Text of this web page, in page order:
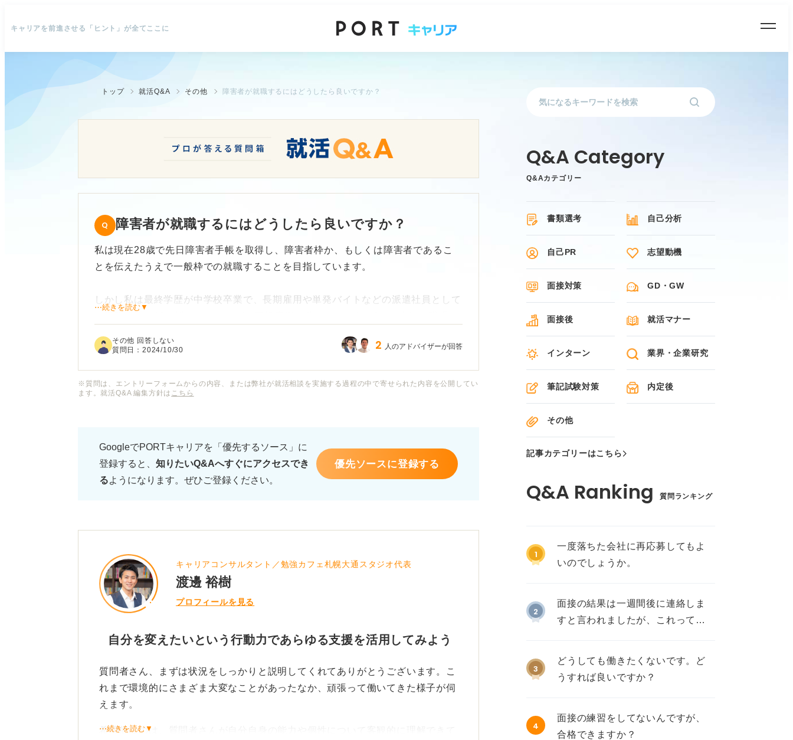
キャリアを前進させる「ヒント」が全てここに
トップ 就活Q&A その他 障害者が就職するにはどうしたら良いですか？
障害者が就職するにはどうしたら良いですか？
私は現在28歳で先日障害者手帳を取得し、障害者枠か、もしくは障害者であるこ
とを伝えたうえで一般枠での就職することを目指しています。
しかし私は最終学歴が中学校卒業で、長期雇用や単発バイトなどの派遣社員として
らありません。
こうした状況になっている要因として、私は自閉スペクトラムがありIQなどの知能
が健常者より低く高校受験が出来なかったこと、いわゆる経済困窮家庭で家族から
家庭の事情で、父以外に一人でも多くの働き手が必要だったこともあり、障害者と
見られては働かせてもらえないかもしれないという懸念から、今まで障害者手帳
（精神）も取得していませんでした。しかし、母親に怒鳴られたり、家事を押し付
ません。辛いこともありましたが１年前に母親が亡くなり、今の家族関係は良好
で、私のメンタル面もおおむね良い状態です。
しかし私は、就労において選択肢が限られていて、ほかの人が当たり前に使ってい
を取得していることもあり、在住地域での就職を希望しています。
しかし、新卒求職者が使う就職情報サイトや、就職エージェントなどの一般的に使
われているサービスのほとんどは首都圏や大阪などの都市部で就職するための情報
コンテンツやサービスが多く、健常者の利用者が多数を占めるため、障害者が利用
することを想定して作られていないのです。
⋯続きを読む▼
その他 回答しない
質問日：2024/10/30 2 人のアドバイザーが回答
※質問は、エントリーフォームからの内容、または弊社が就活相談を実施する過程の中で寄せられた内容を公開してい
ます。就活Q&A 編集方針は こちら
GoogleでPORTキャリアを「優先するソース」に
登録すると、 知りたいQ&Aへすぐにアクセスでき
るようになります。ぜひご登録ください。
優先ソースに登録する
キャリアコンサルタント／勉強カフェ札幌大通スタジオ代表
渡邊 裕樹
プロフィールを見る
自分を変えたいという行動力であらゆる支援を活用してみよう
質問者さん、まずは状況をしっかりと説明してくれてありがとうございます。こ
れまで環境的にさまざま大変なことがあったなか、頑張って働いてきた様子が伺
えます。
希望的なのは、質問者さんが自分自身の能力や個性について客観的に理解できて
⋯続きを読む▼
Q&Aカテゴリー
書類選考 自己分析
自己PR 志望動機
面接対策 GD・GW
面接後 就活マナー
インターン 業界・企業研究
筆記試験対策 内定後
その他
記事カテゴリーはこちら
質問ランキング
1
一度落ちた会社に再応募してもよ
いのでしょうか。
2
面接の結果は一週間後に連絡しま
すと言われましたが、これって不
3
どうしても働きたくないです。ど
うすれば良いですか？
4
面接の練習をしてないんですが、
合格できますか？